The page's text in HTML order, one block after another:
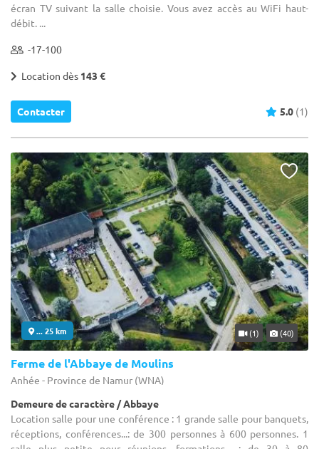
écran TV suivant la salle choisie. Vous avez accès au WiFi haut-
débit. ...
-17-100
Location dès 143 €
Contacter 5.0 (1)
... 25 km (1) (40)
Ferme de l'Abbaye de Moulins
Anhée - Province de Namur (WNA)
Demeure de caractère / Abbaye
Location salle pour une conférence : 1 grande salle pour banquets,
réceptions, conférences...: de 300 personnes à 600 personnes. 1